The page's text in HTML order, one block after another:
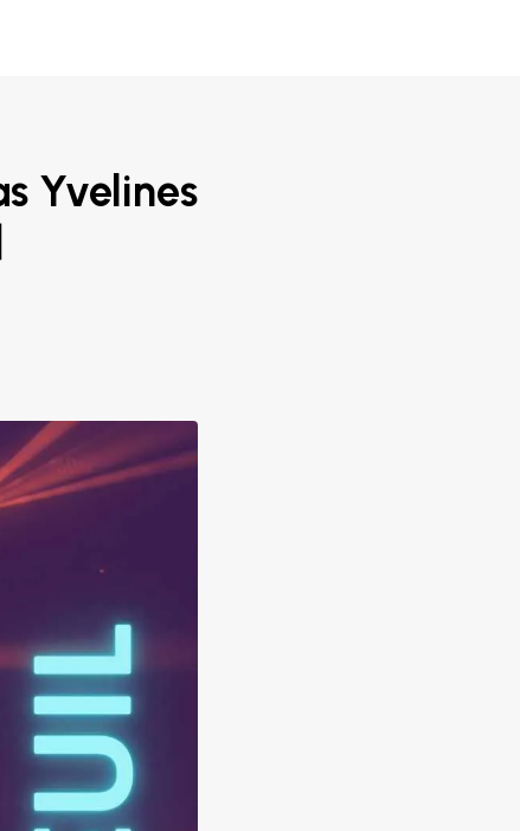
Yvelines